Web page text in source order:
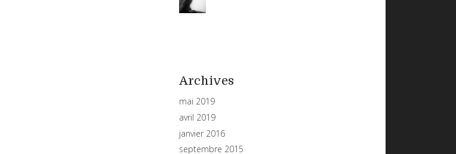
Archives
mai 2019
avril 2019
janvier 2016
septembre 2015